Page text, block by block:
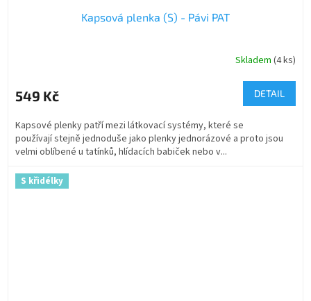
Kapsová plenka (S) - Pávi PAT
Skladem (4 ks)
549 Kč DETAIL
Kapsové plenky patří mezi látkovací systémy, které se
používají stejně jednoduše jako plenky jednorázové a proto jsou
velmi oblíbené u tatínků, hlídacích babiček nebo v...
S křidélky